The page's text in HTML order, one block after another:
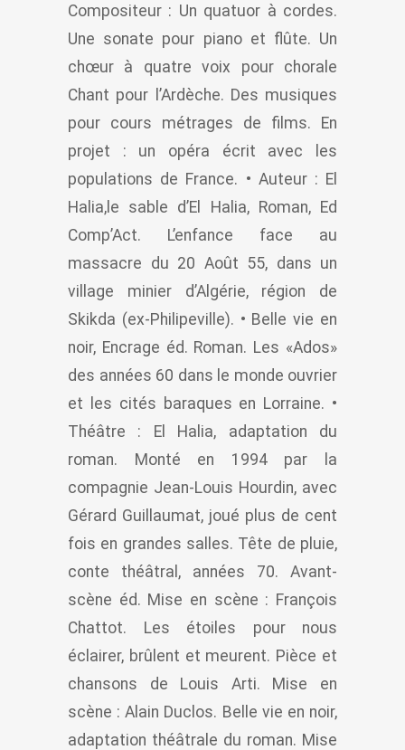
Compositeur : Un quatuor à cordes.
Une sonate pour piano et flûte. Un
chœur à quatre voix pour chorale
Chant pour l’Ardèche. Des musiques
pour cours métrages de films. En
projet : un opéra écrit avec les
populations de France. • Auteur : El
Halia,le sable d’El Halia, Roman, Ed
Comp’Act. L’enfance face au
massacre du 20 Août 55, dans un
village minier d’Algérie, région de
Skikda (ex-Philipeville). • Belle vie en
noir, Encrage éd. Roman. Les «Ados»
des années 60 dans le monde ouvrier
et les cités baraques en Lorraine. •
Théâtre : El Halia, adaptation du
roman. Monté en 1994 par la
compagnie Jean-Louis Hourdin, avec
Gérard Guillaumat, joué plus de cent
fois en grandes salles. Tête de pluie,
conte théâtral, années 70. Avant-
scène éd. Mise en scène : François
Chattot. Les étoiles pour nous
éclairer, brûlent et meurent. Pièce et
chansons de Louis Arti. Mise en
scène : Alain Duclos. Belle vie en noir,
adaptation théâtrale du roman. Mise